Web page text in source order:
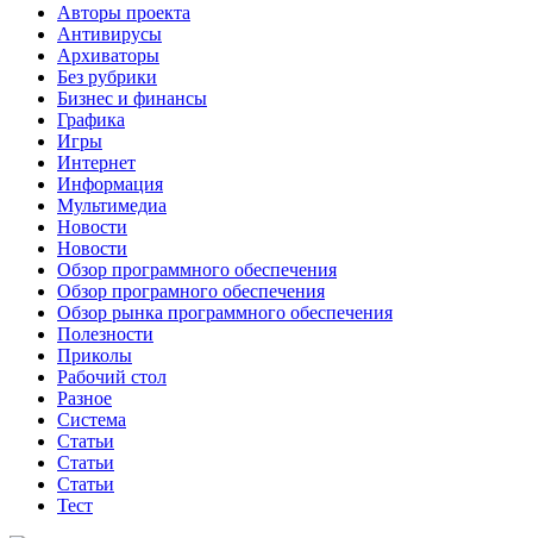
Авторы проекта
Антивирусы
Архиваторы
Без рубрики
Бизнес и финансы
Графика
Игры
Интернет
Информация
Мультимедиа
Новости
Новости
Обзор программного обеспечения
Обзор програмного обеспечения
Обзор рынка программного обеспечения
Полезности
Приколы
Рабочий стол
Разное
Система
Статьи
Статьи
Статьи
Тест